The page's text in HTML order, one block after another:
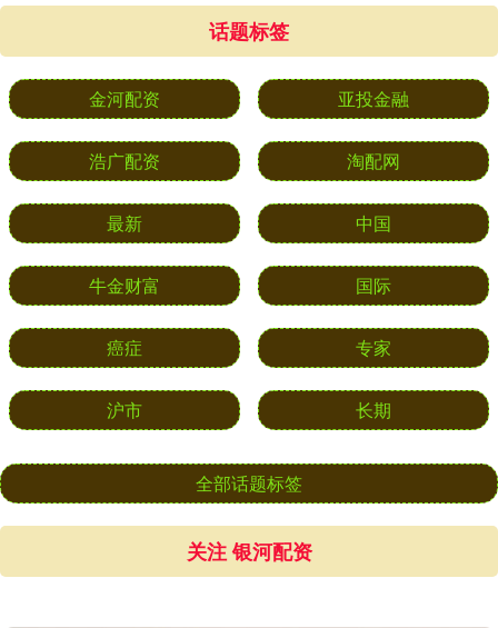
话题标签
金河配资 亚投金融
浩广配资 淘配网
最新 中国
牛金财富 国际
癌症 专家
沪市 长期
全部话题标签
关注 银河配资